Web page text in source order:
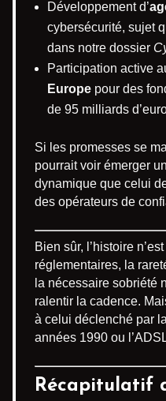
Développement d’
cybersécurité, sujet
dans notre dossier
Participation active
Europe pour des
de 95 milliards
Si les promesses se
pourrait voir émerger
dynamique que celui
des opérateurs de
Bien sûr, l’histoire
réglementaires, la
la nécessaire sobriété
ralentir la cadence.
à celui déclenché par
années 1990 ou
Récapitulatif